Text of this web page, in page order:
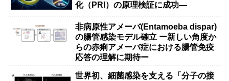
化（PRI）の原理検証に成功―
非病原性アメーバ(Entamoeba dispar)
の腸管感染モデル確立 ー新しい角度か
らの赤痢アメーバ症における腸管免疫
応答の理解に期待ー
世界初、細菌感染を支える「分子の接